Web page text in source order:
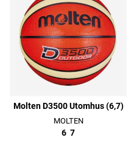
Molten D3500 Utomhus (6,7)
MOLTEN
6 7